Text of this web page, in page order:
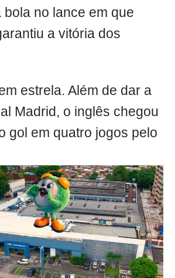
bola no lance em que
a vitória dos
estrela. Além de dar a
Madrid, o inglês chegou
gol em quatro jogos pelo